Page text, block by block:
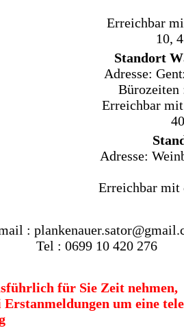
Erreichbar
10,
Standort
Adresse:
Bürozeiten
Erreichbar mit
Adresse:
Erreichbar mit
:
Tel : 0699 10 420 276
für Sie Zeit nehmen,
Erstanmeldungen um eine